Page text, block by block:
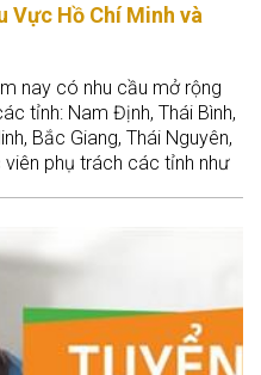
Vực Hồ Chí Minh và
nay có nhu cầu mở rộng
tỉnh: Nam Định, Thái Bình,
Bắc Giang, Thái Nguyên,
viên phụ trách các tỉnh như